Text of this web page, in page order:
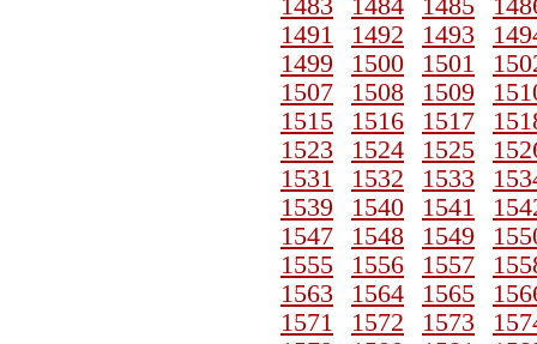
1483
1484 1485
1491
1492 1493
1499
1500 1501
1507
1508 1509
1515
1516 1517
1523
1524 1525
1531
1532 1533
1539
1540 1541
1547
1548 1549
1555
1556 1557
1563
1564 1565
1571
1572 1573